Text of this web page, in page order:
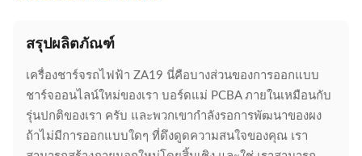
สรุปผลิตภัณฑ์
เครื่องชาร์จรถไฟฟ้า ZA19 นี่คือบางส่วนของการออกแบบ
ชาร์จออนไลน์ใหม่ของเรา บอร์ดแม่ PCBA ภายในเหมือนกับ
รุ่นปกติของเรา ครับ และพวกเขากําลังรอการพัฒนาของผง
ถ้าไม่มีการออกแบบใดๆ ที่ดึงดูดความสนใจของคุณ เรา